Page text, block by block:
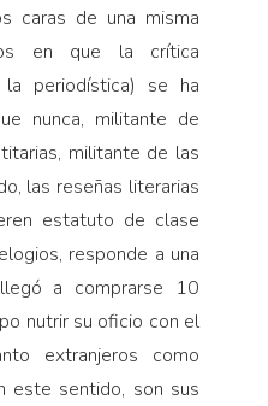
caras de una misma
en que la crítica
periodística) se ha
nunca, militante de
militante de las
las reseñas literarias
estatuto de clase
responde a una
a comprarse 10
nutrir su oficio con el
extranjeros como
este sentido, son sus